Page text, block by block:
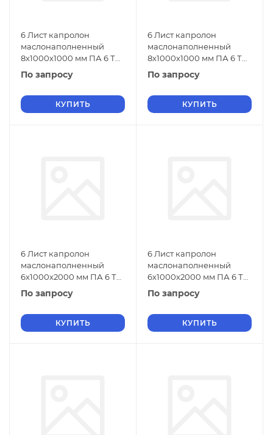
6 Лист капролон
маслонаполненный
8х1000х1000 мм ПА 6 ТУ
2224-001-78534599-2006
зеленый
По запросу
КУПИТЬ
6 Лист капролон
маслонаполненный
8х1000х1000 мм ПА 6 ТУ
2224-001-78534599-2006
черный
По запросу
КУПИТЬ
6 Лист капролон
маслонаполненный
6х1000х2000 мм ПА 6 ТУ
2224-001-78534599-2006
зеленый
По запросу
КУПИТЬ
6 Лист капролон
маслонаполненный
6х1000х2000 мм ПА 6 ТУ
2224-001-78534599-2006
черный
По запросу
КУПИТЬ